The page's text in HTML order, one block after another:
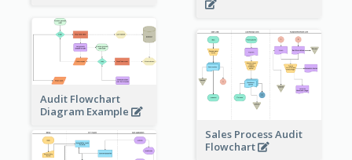
Audit Flowchart
Diagram Example
Sales Process Audit
Flowchart